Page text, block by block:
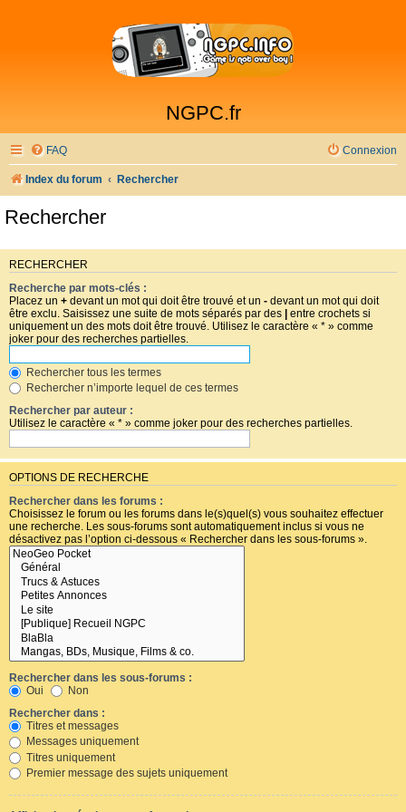
NGPC.fr
FAQ Connexion
Index du forum Rechercher
Rechercher
RECHERCHER
Recherche par mots-clés :
Placez un + devant un mot qui doit être trouvé et un - devant un mot qui doit
être exclu. Saisissez une suite de mots séparés par des | entre crochets si
uniquement un des mots doit être trouvé. Utilisez le caractère « * » comme
joker pour des recherches partielles.
Rechercher tous les termes
Rechercher n’importe lequel de ces termes
Rechercher par auteur :
Utilisez le caractère « * » comme joker pour des recherches partielles.
OPTIONS DE RECHERCHE
Rechercher dans les forums :
Choisissez le forum ou les forums dans le(s)quel(s) vous souhaitez effectuer
une recherche. Les sous-forums sont automatiquement inclus si vous ne
désactivez pas l’option ci-dessous « Rechercher dans les sous-forums ».
Rechercher dans les sous-forums :
Oui
Non
Rechercher dans :
Titres et messages
Messages uniquement
Titres uniquement
Premier message des sujets uniquement